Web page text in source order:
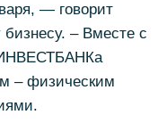
— говорит
– Вместе с
– физическим